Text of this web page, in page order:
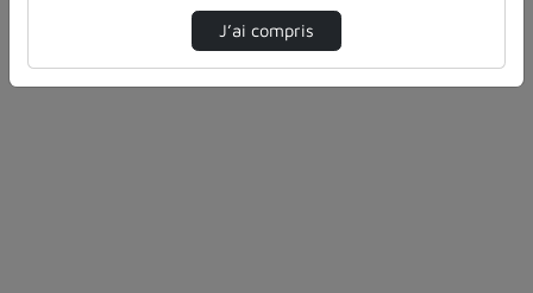
Désolé, aucune vidéo trouvée.
J’ai compris